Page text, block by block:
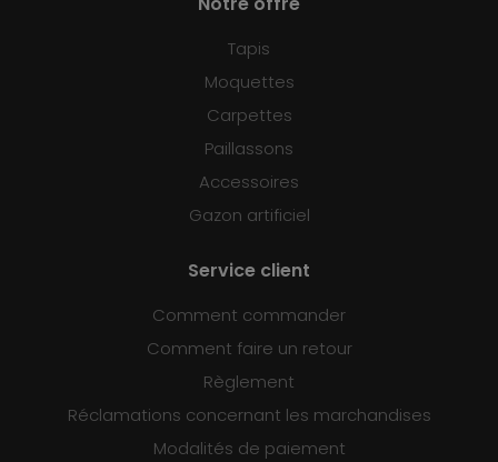
Tapis
Moquettes
Carpettes
Paillassons
Accessoires
Gazon artificiel
Service client
Comment commander
Comment faire un retour
Règlement
Réclamations concernant les marchandises
Modalités de paiement